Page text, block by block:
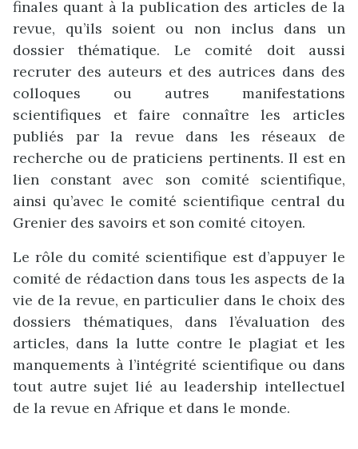
finales quant à la publication des articles de la
revue, qu’ils soient ou non inclus dans un
dossier thématique. Le comité doit aussi
recruter des auteurs et des autrices dans des
colloques ou autres manifestations
scientifiques et faire connaître les articles
publiés par la revue dans les réseaux de
recherche ou de praticiens pertinents. Il est en
lien constant avec son comité scientifique,
ainsi qu’avec le comité scientifique central du
Grenier des savoirs et son comité citoyen.
Le rôle du comité scientifique est d’appuyer le
comité de rédaction dans tous les aspects de la
vie de la revue, en particulier dans le choix des
dossiers thématiques, dans l’évaluation des
articles, dans la lutte contre le plagiat et les
manquements à l’intégrité scientifique ou dans
tout autre sujet lié au leadership intellectuel
de la revue en Afrique et dans le monde.